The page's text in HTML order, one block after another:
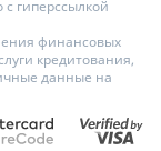
гиперссылкой
финансовых
кредитования,
данные на